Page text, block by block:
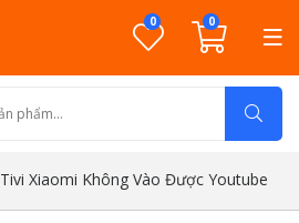
0 0
Tivi Xiaomi Không Vào Được Youtube